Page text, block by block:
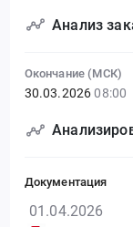
Анализ
Окончание (МСК)
30.03.2026 08:00
Документация
01.04.2026